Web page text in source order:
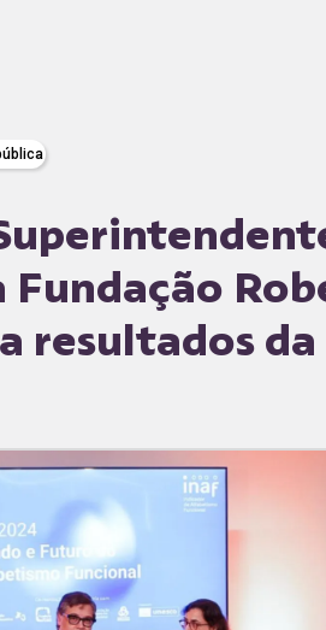
Fundação
resultados da